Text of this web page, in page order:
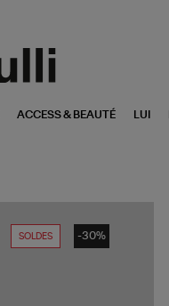
ACCESS & BEAUTÉ LUI
SOLDES -30%